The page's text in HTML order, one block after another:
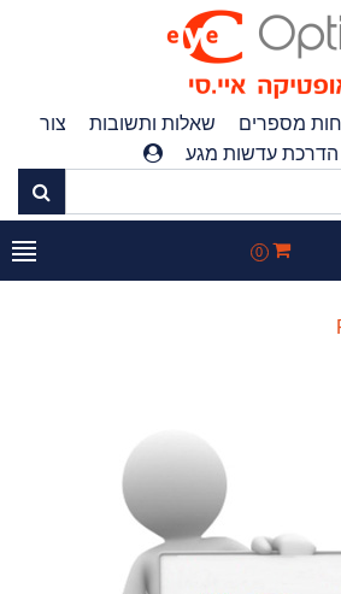
מספרים שאלות ותשובות
צור
הדרכת עדשות מגע
0